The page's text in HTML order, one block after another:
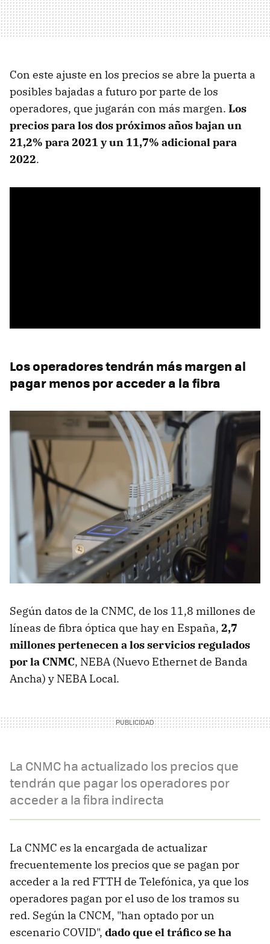
Con este ajuste en los precios se abre la puerta a
posibles bajadas a futuro por parte de los
operadores, que jugarán con más margen. Los
precios para los dos próximos años bajan un
21,2% para 2021 y un 11,7% adicional para
2022.
Los operadores tendrán más margen al
pagar menos por acceder a la fibra
Según datos de la CNMC, de los 11,8 millones de
líneas de fibra óptica que hay en España, 2,7
millones pertenecen a los servicios regulados
por la CNMC, NEBA (Nuevo Ethernet de Banda
Ancha) y NEBA Local.
La CNMC ha actualizado los precios que
tendrán que pagar los operadores por
acceder a la fibra indirecta
La CNMC es la encargada de actualizar
frecuentemente los precios que se pagan por
acceder a la red FTTH de Telefónica, ya que los
operadores pagan por el uso de los tramos su
red. Según la CNCM, "han optado por un
escenario COVID", dado que el tráfico se ha